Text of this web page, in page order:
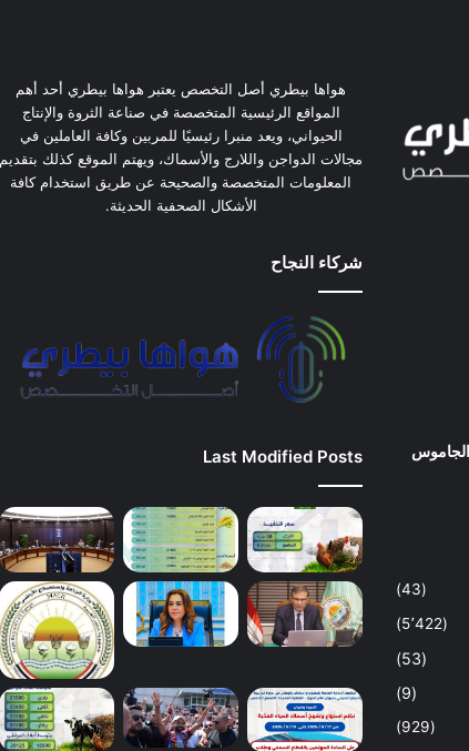
(43)
(5٬422)
(53)
(9)
(929)
هواها بيطري أصل التخصص يعتبر هواها بيطري أحد أهم
المواقع الرئيسية المتخصصة في صناعة الثروة والإنتاج
الحيواني، ويعد منبرا رئيسيًا للمربين وكافة العاملين في
مجالات الدواجن واللارج والأسماك، ويهتم الموقع كذلك بتقديم
المعلومات المتخصصة والصحيحة عن طريق استخدام كافة
الأشكال الصحفية الحديثة.
شركاء النجاح
Last Modified Posts